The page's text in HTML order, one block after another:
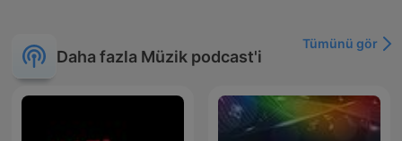
Daha fazla Müzik podcast'i
Tümünü gör